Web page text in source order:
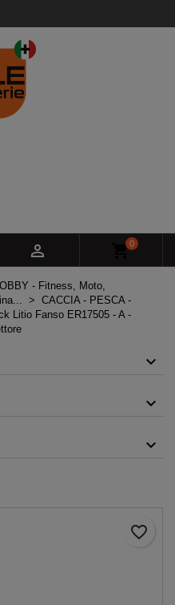
 shopping_cart0
- Fitness, Moto,
CACCIA - PESCA -
Litio Fanso ER17505 - A -
favorite_border
×
×
×
per salvare dei prodotti